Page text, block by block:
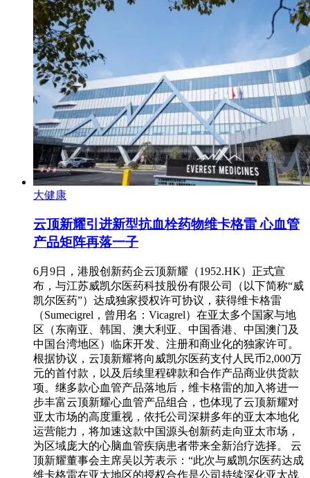
大健康
云顶新耀引进新型抗血栓药物维卡格雷 心血管
产品矩阵再落一子
6月9日，港股创新药企云顶新耀（1952.HK）正式宣
布，与江苏威凯尔医药科技股份有限公司（以下简称“威
凯尔医药”）达成独家授权许可协议，获得维卡格雷
（Sumecigrel，曾用名：Vicagrel）在亚太多个国家与地
区（东南亚、韩国、澳大利亚、中国香港、中国澳门及
中国台湾地区）临床开发、注册和商业化的独家许可。
根据协议，云顶新耀将向威凯尔医药支付人民币2,000万
元的首付款，以及后续里程碑款和合作产品商业供货款
项。继多款心血管产品落地后，维卡格雷的加入将进一
步丰富云顶新耀心血管产品组合，也体现了云顶新耀对
亚太市场的高度重视，依托公司深耕多年的亚太本地化
运营能力，将加速这款中国源头创新药走向亚太市场，
为区域庞大的心脑血管疾病患者带来全新治疗选择。 云
顶新耀董事会主席吴以芳表示：“此次与威凯尔医药达成
维卡格雷在亚太地区的授权合作是公司持续深化亚太战